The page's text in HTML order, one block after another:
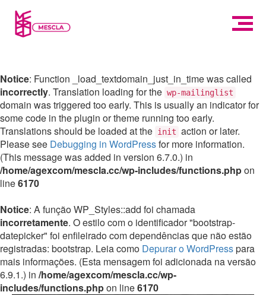
Notice: Function _load_textdomain_just_in_time was called
incorrectly. Translation loading for the wp-mailinglist
domain was triggered too early. This is usually an indicator for
some code in the plugin or theme running too early.
Translations should be loaded at the init action or later.
Please see Debugging in WordPressfor more information.
(This message was added in version 6.7.0.) in
/home/agexcom/mescla.cc/wp-includes/functions.phpon
line6170
Notice: A função WP_Styles::add foi chamada
incorretamente. O estilo com o identificador "bootstrap-
datepicker" foi enfileirado com dependências que não estão
registradas: bootstrap. Leia como Depurar o WordPresspara
mais informações. (Esta mensagem foi adicionada na versão
6.9.1.) in /home/agexcom/mescla.cc/wp-
includes/functions.phpon line6170